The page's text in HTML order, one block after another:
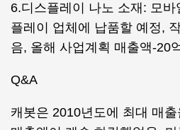
6.디스플레이 나노 소재: 모
플레이 업체에 납품할 예정,
음, 올해 사업계획 매출액-20
Q&A
캐봇은 2010년도에 최대 매출